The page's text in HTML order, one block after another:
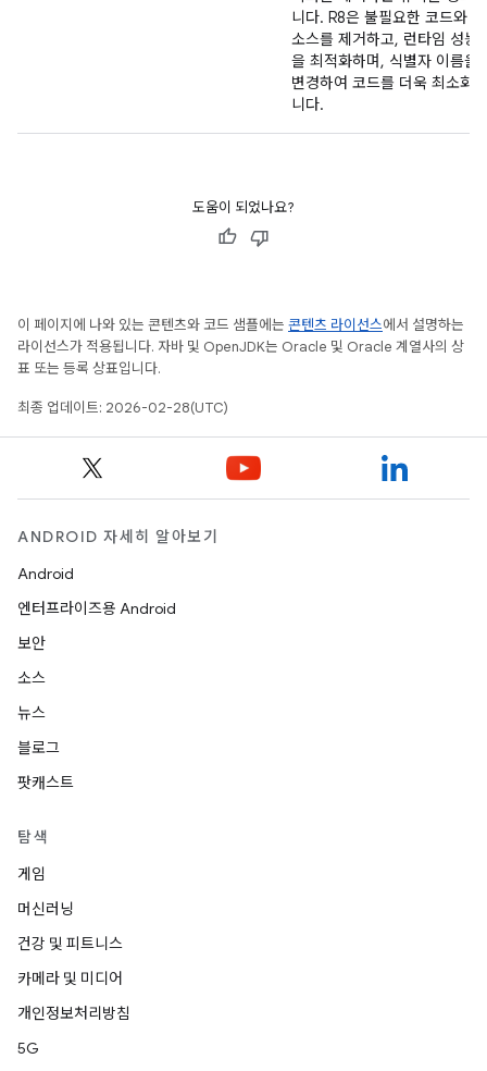
니다. R8은 불필요한 코드와 리
소스를 제거하고, 런타임 성능
을 최적화하며, 식별자 이름을
변경하여 코드를 더욱 최소화합
니다.
도움이 되었나요?
이 페이지에 나와 있는 콘텐츠와 코드 샘플에는 콘텐츠 라이선스에서 설명하는
라이선스가 적용됩니다. 자바 및 OpenJDK는 Oracle 및 Oracle 계열사의 상
표 또는 등록 상표입니다.
최종 업데이트: 2026-02-28(UTC)
ANDROID 자세히 알아보기
Android
엔터프라이즈용 Android
보안
소스
뉴스
블로그
팟캐스트
탐색
게임
머신러닝
건강 및 피트니스
카메라 및 미디어
개인정보처리방침
5G